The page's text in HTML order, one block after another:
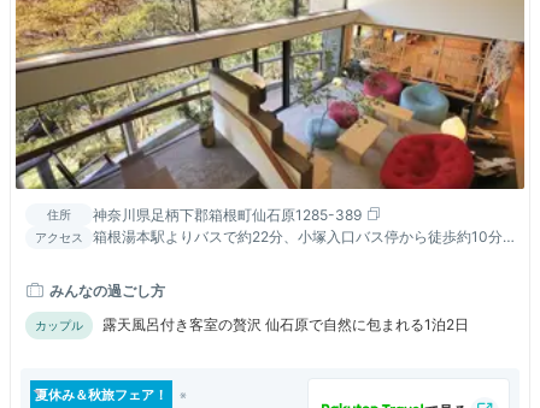
住所 神奈川県足柄下郡箱根町仙石原1285-389
アクセス
箱根湯本駅よりバスで約22分、小塚入口バス停から徒歩約10分
みんなの過ごし方
カップル 露天風呂付き客室の贅沢 仙石原で自然に包まれる1泊2日
夏休み＆秋旅フェア！